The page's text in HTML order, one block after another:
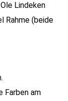
Lindeken
Rahme (beide
Farben am